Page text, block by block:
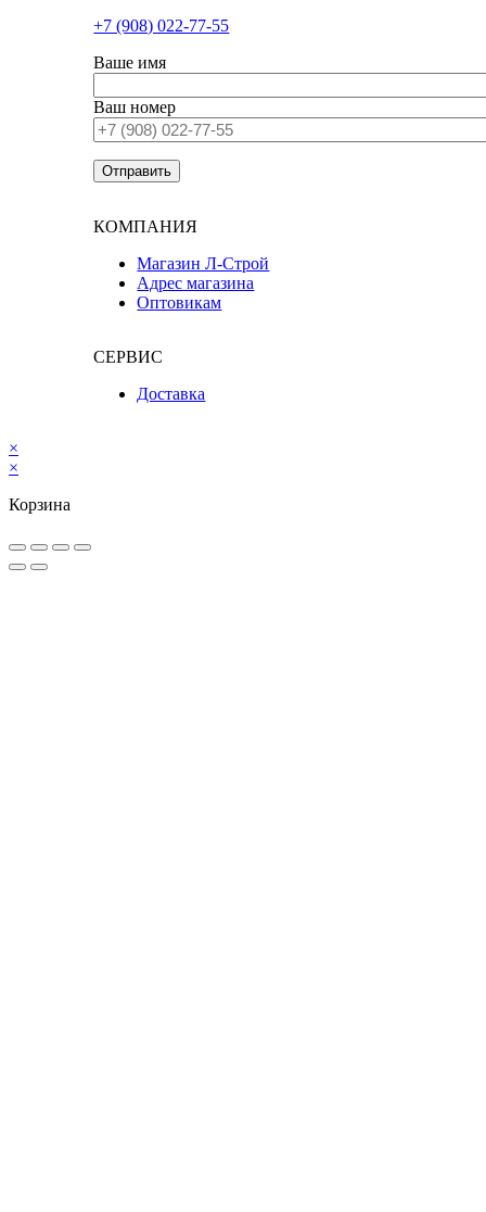
+7 (908) 022-77-55
Ваше имя
Ваш номер
КОМПАНИЯ
Магазин Л-Строй
Адрес магазина
Оптовикам
СЕРВИС
Доставка
×
×
Корзина